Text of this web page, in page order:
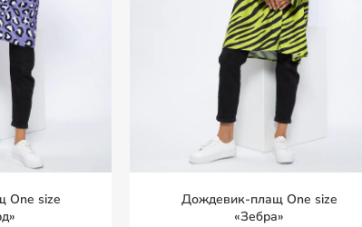
One size
Дождевик-плащ One size
«Зебра»